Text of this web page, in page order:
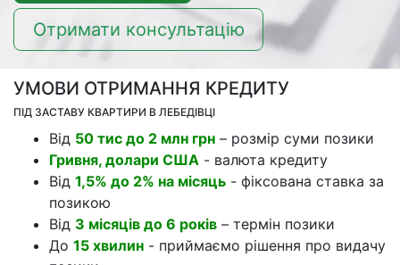
Отримати консультацію
УМОВИ ОТРИМАННЯ КРЕДИТУ
ПІД ЗАСТАВУ КВАРТИРИ В ЛЕБЕДІВЦІ
Від 50 тис до 2 млн грн – розмір суми позики
Гривня, долари США - валюта кредиту
Від 1,5% до 2% на місяць - фіксована ставка за
позикою
Від 3 місяців до 6 років – термін позики
До 15 хвилин - приймаємо рішення про видачу